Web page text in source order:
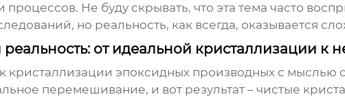
Не буду скрывать, что эта тема часто
но реальность, как всегда, оказывается
от идеальной кристаллизации к
кристаллизации эпоксидных производныхс мыслью
перемешивание, и вот результат – чистые